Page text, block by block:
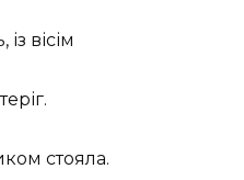
вісім
стояла.